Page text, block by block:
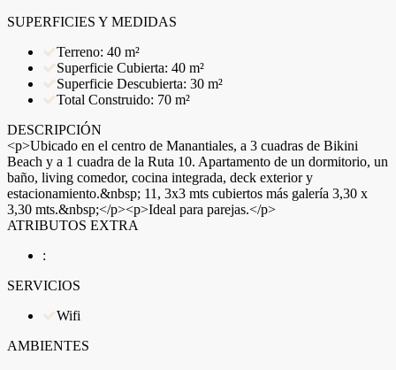
SUPERFICIES Y MEDIDAS
Terreno: 40 m²
Superficie Cubierta: 40 m²
Superficie Descubierta: 30 m²
Total Construido: 70 m²
DESCRIPCIÓN
<p>Ubicado en el centro de Manantiales, a 3 cuadras de Bikini
Beach y a 1 cuadra de la Ruta 10. Apartamento de un dormitorio, un
baño, living comedor, cocina integrada, deck exterior y
estacionamiento.&nbsp; 11, 3x3 mts cubiertos más galería 3,30 x
3,30 mts.&nbsp;</p><p>Ideal para parejas.</p>
ATRIBUTOS EXTRA
:
SERVICIOS
Wifi
AMBIENTES